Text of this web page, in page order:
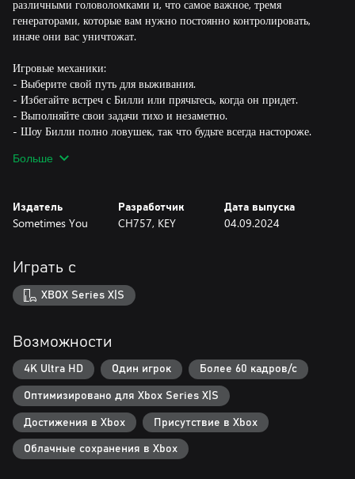
различными головоломками и, что самое важное, тремя
генераторами, которые вам нужно постоянно контролировать,
иначе они вас уничтожат.
Игровые механики:
- Выберите свой путь для выживания.
- Избегайте встреч с Билли или прячьтесь, когда он придет.
- Выполняйте свои задачи тихо и незаметно.
- Шоу Билли полно ловушек, так что будьте всегда настороже.
- Убедитесь, что три основных генератора работают гладко.
Больше
Издатель
Sometimes You
Разработчик
CH757, KEY
Дата выпуска
04.09.2024
Играть с
XBOX Series X|S
Возможности
4K Ultra HD Один игрок Более 60 кадров/с
Оптимизировано для Xbox Series X|S
Достижения в Xbox Присутствие в Xbox
Облачные сохранения в Xbox